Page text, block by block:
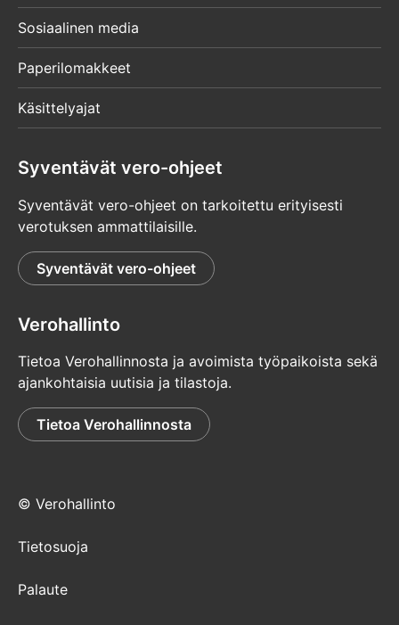
Sosiaalinen media
Paperilomakkeet
Käsittelyajat
Syventävät vero-ohjeet
Syventävät vero-ohjeet on tarkoitettu erityisesti
verotuksen ammattilaisille.
Syventävät vero-ohjeet
Verohallinto
Tietoa Verohallinnosta ja avoimista työpaikoista sekä
ajankohtaisia uutisia ja tilastoja.
Tietoa Verohallinnosta
© Verohallinto
Tietosuoja
Palaute